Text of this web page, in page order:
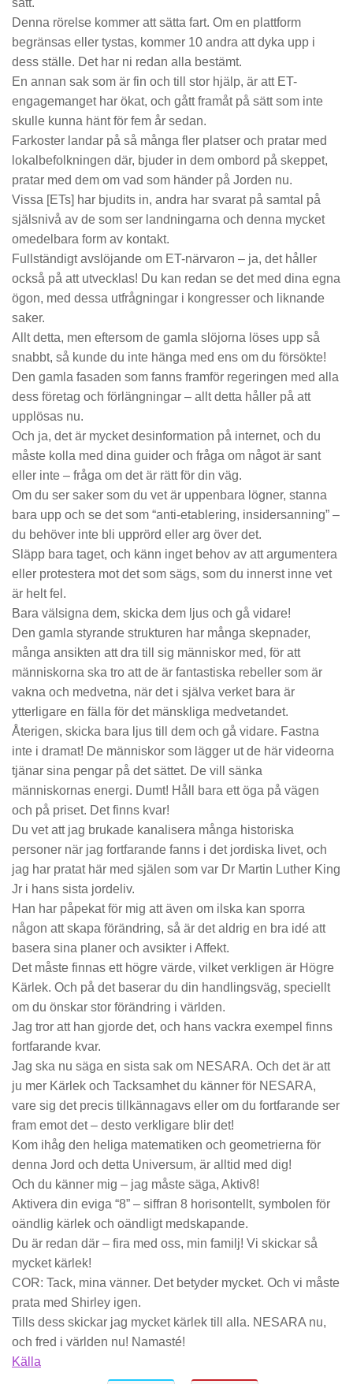
sätt.
Denna rörelse kommer att sätta fart. Om en plattform
begränsas eller tystas, kommer 10 andra att dyka upp i
dess ställe. Det har ni redan alla bestämt.
En annan sak som är fin och till stor hjälp, är att ET-
engagemanget har ökat, och gått framåt på sätt som inte
skulle kunna hänt för fem år sedan.
Farkoster landar på så många fler platser och pratar med
lokalbefolkningen där, bjuder in dem ombord på skeppet,
pratar med dem om vad som händer på Jorden nu.
Vissa [ETs] har bjudits in, andra har svarat på samtal på
själsnivå av de som ser landningarna och denna mycket
omedelbara form av kontakt.
Fullständigt avslöjande om ET-närvaron – ja, det håller
också på att utvecklas! Du kan redan se det med dina egna
ögon, med dessa utfrågningar i kongresser och liknande
saker.
Allt detta, men eftersom de gamla slöjorna löses upp så
snabbt, så kunde du inte hänga med ens om du försökte!
Den gamla fasaden som fanns framför regeringen med alla
dess företag och förlängningar – allt detta håller på att
upplösas nu.
Och ja, det är mycket desinformation på internet, och du
måste kolla med dina guider och fråga om något är sant
eller inte – fråga om det är rätt för din väg.
Om du ser saker som du vet är uppenbara lögner, stanna
bara upp och se det som “anti-etablering, insidersanning” –
du behöver inte bli upprörd eller arg över det.
Släpp bara taget, och känn inget behov av att argumentera
eller protestera mot det som sägs, som du innerst inne vet
är helt fel.
Bara välsigna dem, skicka dem ljus och gå vidare!
Den gamla styrande strukturen har många skepnader,
många ansikten att dra till sig människor med, för att
människorna ska tro att de är fantastiska rebeller som är
vakna och medvetna, när det i själva verket bara är
ytterligare en fälla för det mänskliga medvetandet.
Återigen, skicka bara ljus till dem och gå vidare. Fastna
inte i dramat! De människor som lägger ut de här videorna
tjänar sina pengar på det sättet. De vill sänka
människornas energi. Dumt! Håll bara ett öga på vägen
och på priset. Det finns kvar!
Du vet att jag brukade kanalisera många historiska
personer när jag fortfarande fanns i det jordiska livet, och
jag har pratat här med själen som var Dr Martin Luther King
Jr i hans sista jordeliv.
Han har påpekat för mig att även om ilska kan sporra
någon att skapa förändring, så är det aldrig en bra idé att
basera sina planer och avsikter i Affekt.
Det måste finnas ett högre värde, vilket verkligen är Högre
Kärlek. Och på det baserar du din handlingsväg, speciellt
om du önskar stor förändring i världen.
Jag tror att han gjorde det, och hans vackra exempel finns
fortfarande kvar.
Jag ska nu säga en sista sak om NESARA. Och det är att
ju mer Kärlek och Tacksamhet du känner för NESARA,
vare sig det precis tillkännagavs eller om du fortfarande ser
fram emot det – desto verkligare blir det!
Kom ihåg den heliga matematiken och geometrierna för
denna Jord och detta Universum, är alltid med dig!
Och du känner mig – jag måste säga, Aktiv8!
Aktivera din eviga “8” – siffran 8 horisontellt, symbolen för
oändlig kärlek och oändligt medskapande.
Du är redan där – fira med oss, min familj! Vi skickar så
mycket kärlek!
COR: Tack, mina vänner. Det betyder mycket. Och vi måste
prata med Shirley igen.
Tills dess skickar jag mycket kärlek till alla. NESARA nu,
och fred i världen nu! Namasté!
Källa